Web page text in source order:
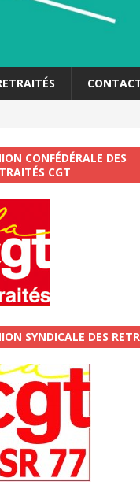
!!!
DDCE/Télévente :
!
SECTEUR
CONFÉDÉRALE DES
CGT
SYNDICALE DES